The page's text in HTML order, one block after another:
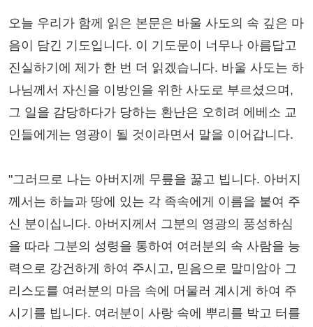
오늘 우리가 함께 읽은 본문은 바울 사도의 속 깊은 마
음이 담긴 기도입니다. 이 기도문이 너무나 아름답고
진실하기에 제가 한 번 더 읽겠습니다. 바울 사도는 하
나님께서 자신을 이방인을 위한 사도로 부르셨으며,
그 일을 감당하다가 당하는 환난은 오히려 에베소 교
인들에게는 영광이 될 것이라면서 말을 이어갑니다.
"그러므로 나는 아버지께 무릎을 꿇고 빕니다. 아버지
께서는 하늘과 땅에 있는 각 족속에게 이름을 붙여 주
신 분이십니다. 아버지께서 그분의 영광의 풍성하심
을 따라 그분의 성령을 통하여 여러분의 속 사람을 능
력으로 강건하게 하여 주시고, 믿음으로 말미암아 그
리스도를 여러분의 마음 속에 머물러 계시게 하여 주
시기를 빕니다. 여러분이 사랑 속에 뿌리를 박고 터를